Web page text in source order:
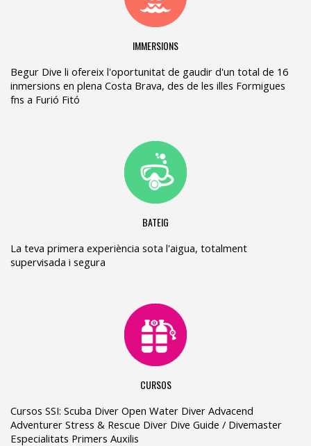
IMMERSIONS
Begur Dive li ofereix l'oportunitat de gaudir d'un total de 16
inmersions en plena Costa Brava, des de les illes Formigues
fns a Furió Fitó
BATEIG
La teva primera experiència sota l'aigua, totalment
supervisada i segura
CURSOS
Cursos SSI: Scuba Diver Open Water Diver Advacend
Adventurer Stress & Rescue Diver Dive Guide / Divemaster
Especialitats Primers Auxilis